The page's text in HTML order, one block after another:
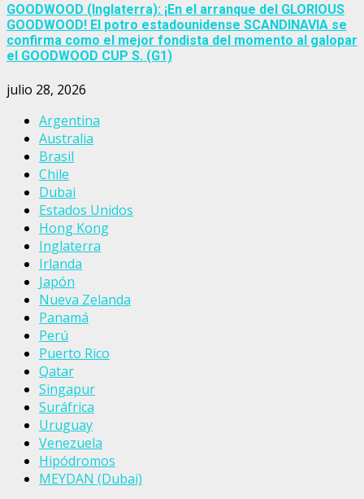
GOODWOOD (Inglaterra): ¡En el arranque del GLORIOUS
GOODWOOD! El potro estadounidense SCANDINAVIA se
confirma como el mejor fondista del momento al galopar
el GOODWOOD CUP S. (G1)
julio 28, 2026
Argentina
Australia
Brasil
Chile
Dubai
Estados Unidos
Hong Kong
Inglaterra
Irlanda
Japón
Nueva Zelanda
Panamá
Perú
Puerto Rico
Qatar
Singapur
Suráfrica
Uruguay
Venezuela
Hipódromos
MEYDAN (Dubai)